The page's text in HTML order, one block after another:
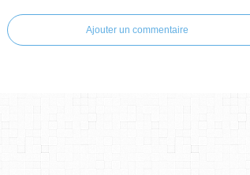
Ajouter un commentaire